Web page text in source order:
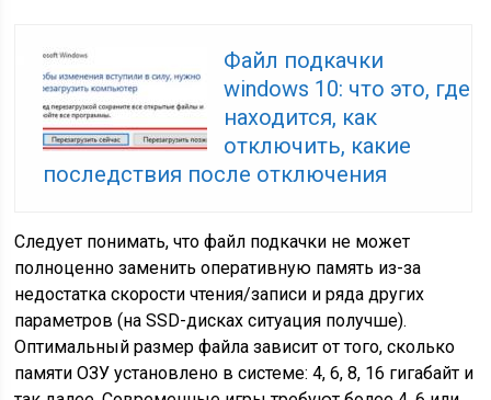
Файл подкачки
windows 10: что это, где
находится, как
отключить, какие
последствия после отключения
Следует понимать, что файл подкачки не может
полноценно заменить оперативную память из-за
недостатка скорости чтения/записи и ряда других
параметров (на SSD-дисках ситуация получше).
Оптимальный размер файла зависит от того, сколько
памяти ОЗУ установлено в системе: 4, 6, 8, 16 гигабайт и